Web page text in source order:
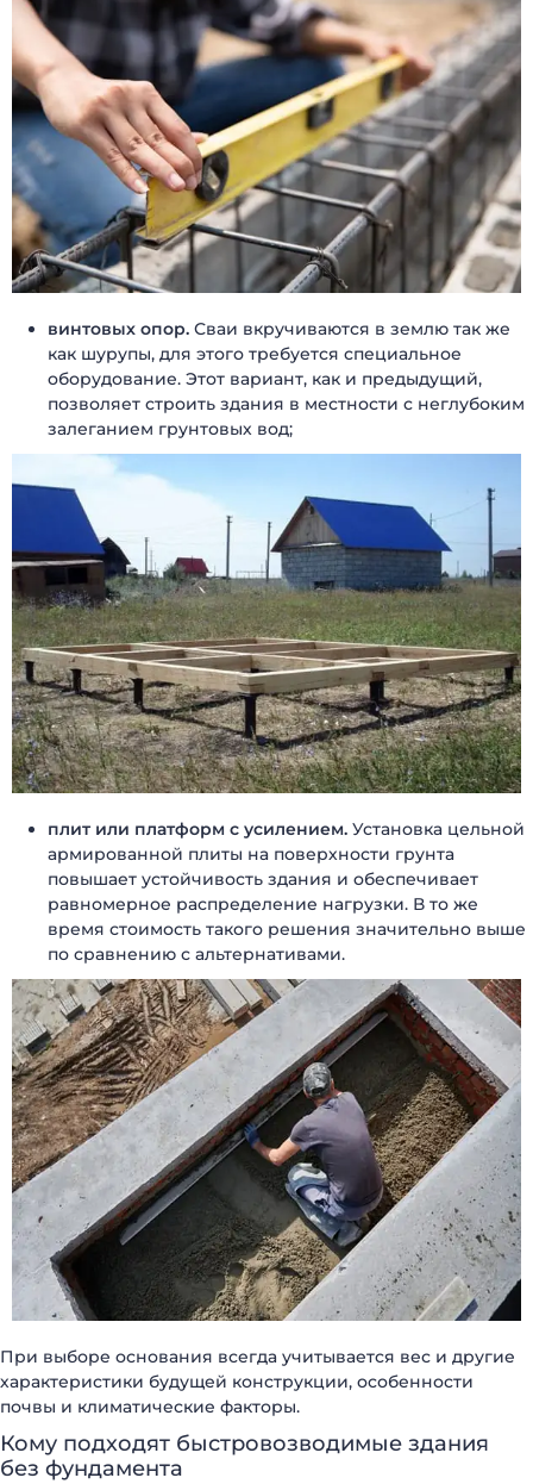
Наши работы
О компании
Наши клиенты
Технологии
Доставка и монтаж
Вопрос-ответ
Новости
Блог
Контакты
Отзывы
винтовых опор. Сваи вкручиваются в землю так же
как шурупы, для этого требуется специальное
оборудование. Этот вариант, как и предыдущий,
позволяет строить здания в местности с неглубоким
залеганием грунтовых вод;
плит или платформ с усилением. Установка цельной
армированной плиты на поверхности грунта
повышает устойчивость здания и обеспечивает
равномерное распределение нагрузки. В то же
время стоимость такого решения значительно выше
по сравнению с альтернативами.
При выборе основания всегда учитывается вес и другие
характеристики будущей конструкции, особенности
почвы и климатические факторы.
Кому подходят быстровозводимые здания
без фундамента